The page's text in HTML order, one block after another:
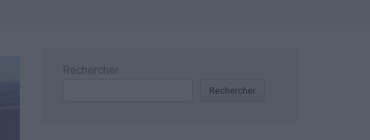
Rechercher
Rechercher